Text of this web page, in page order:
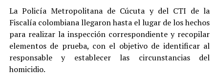
La Policía Metropolitana de Cúcuta y del CTI de la
Fiscalía colombiana llegaron hasta el lugar de los hechos
para realizar la inspección correspondiente y recopilar
elementos de prueba, con el objetivo de identificar al
responsable y establecer las circunstancias del
homicidio.